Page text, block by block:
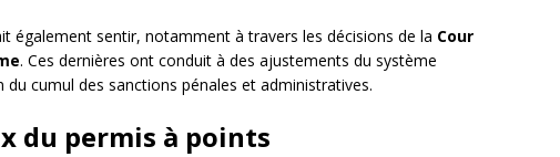
également sentir, notamment à travers les décisions de la Cour
. Ces dernières ont conduit à des ajustements du système
cumul des sanctions pénales et administratives.
du permis à points